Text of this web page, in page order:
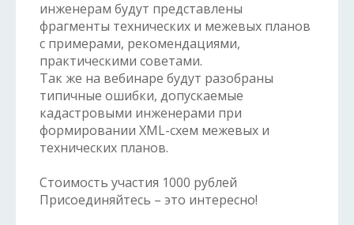
инженерам будут представлены
фрагменты технических и межевых планов
с примерами, рекомендациями,
практическими советами.
Так же на вебинаре будут разобраны
типичные ошибки, допускаемые
кадастровыми инженерами при
формировании XML-схем межевых и
технических планов.
Стоимость участия 1000 рублей
Присоединяйтесь – это интересно!